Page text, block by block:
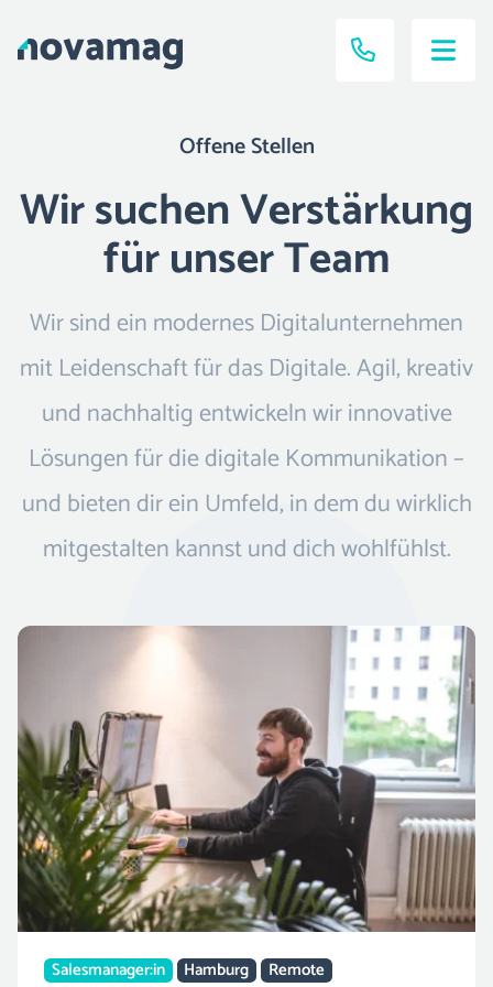
Offene Stellen
Wir suchen Verstärkung
für unser Team
Wir sind ein modernes Digitalunternehmen
mit Leidenschaft für das Digitale. Agil, kreativ
und nachhaltig entwickeln wir innovative
Lösungen für die digitale Kommunikation –
und bieten dir ein Umfeld, in dem du wirklich
mitgestalten kannst und dich wohlfühlst.
Salesmanager:in Hamburg Remote